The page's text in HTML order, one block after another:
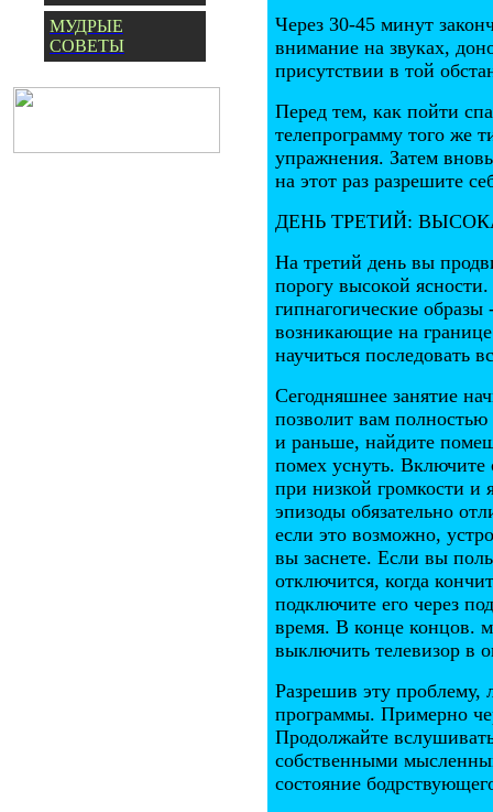
МУДРЫЕ
СОВЕТЫ
Через 30-45 минут
внимание на звуках,
присутствии в той
Перед тем, как пойти
телепрограмму того же
упражнения. Затем
на этот раз разрешите
ДЕНЬ ТРЕТИЙ:
На третий день вы
порогу высокой
гипнагогические
возникающие на
научиться последовать
Сегодняшнее занятие
позволит вам
и раньше, найдите
помех уснуть.
при низкой громкости и
эпизоды обязательно
если это возможно,
вы заснете. Если вы
отключится, когда
подключите его через
время. В конце концов.
выключить телевизор в
Разрешив эту проблему,
программы. Примерно
Продолжайте
собственными
состояние